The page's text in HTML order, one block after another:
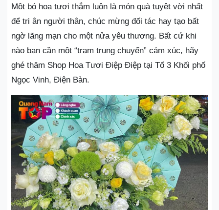
Một bó hoa tươi thắm luôn là món quà tuyệt vời nhất
để tri ân người thân, chúc mừng đối tác hay tạo bất
ngờ lãng mạn cho một nửa yêu thương. Bất cứ khi
nào bạn cần một “trạm trung chuyển” cảm xúc, hãy
ghé thăm Shop Hoa Tươi Điệp Điệp tại Tổ 3 Khối phố
Ngọc Vinh, Điện Bàn.